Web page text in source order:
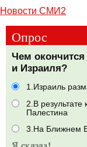
Новости СМИ2
Опрос
Чем
и Израиля?
1.Израиль
2.В результате
Палестина
3.На Ближнем